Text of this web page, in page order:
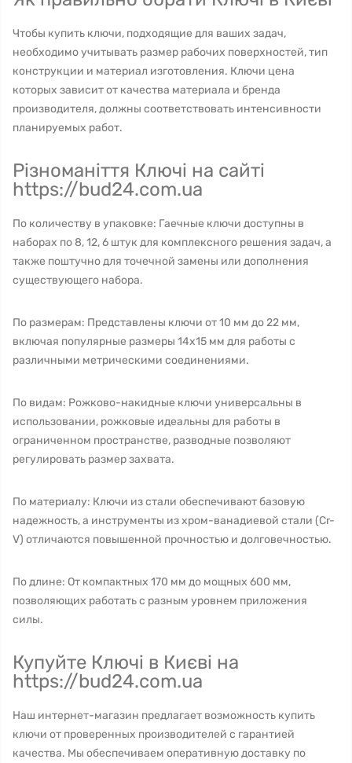
Чтобы купить ключи, подходящие для ваших задач,
необходимо учитывать размер рабочих поверхностей, тип
конструкции и материал изготовления. Ключи цена
которых зависит от качества материала и бренда
производителя, должны соответствовать интенсивности
планируемых работ.
Різноманіття Ключі на сайті
https://bud24.com.ua
По количеству в упаковке: Гаечные ключи доступны в
наборах по 8, 12, 6 штук для комплексного решения задач, а
также поштучно для точечной замены или дополнения
существующего набора.
По размерам: Представлены ключи от 10 мм до 22 мм,
включая популярные размеры 14х15 мм для работы с
различными метрическими соединениями.
По видам: Рожково-накидные ключи универсальны в
использовании, рожковые идеальны для работы в
ограниченном пространстве, разводные позволяют
регулировать размер захвата.
По материалу: Ключи из стали обеспечивают базовую
надежность, а инструменты из хром-ванадиевой стали (Cr-
V) отличаются повышенной прочностью и долговечностью.
По длине: От компактных 170 мм до мощных 600 мм,
позволяющих работать с разным уровнем приложения
силы.
Купуйте Ключі в Києві на
https://bud24.com.ua
Наш интернет-магазин предлагает возможность купить
ключи от проверенных производителей с гарантией
качества. Мы обеспечиваем оперативную доставку по